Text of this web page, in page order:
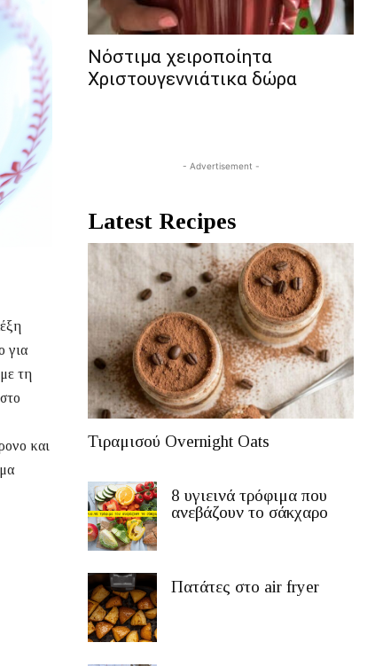
για
τη
και
Νόστιμα χειροποίητα
Χριστουγεννιάτικα δώρα
- Advertisement -
Latest Recipes
Τιραμισού Overnight Oats
8 υγιεινά τρόφιμα που
ανεβάζουν το σάκχαρο
Πατάτες στο air fryer